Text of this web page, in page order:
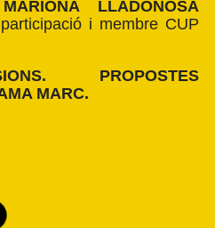
LLADONOSA
i membre CUP
PROPOSTES
MARC.